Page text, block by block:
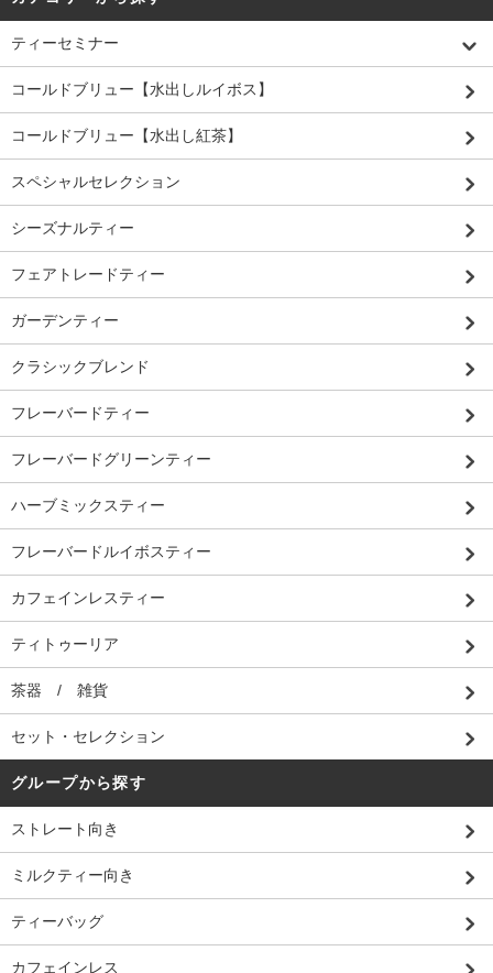
ティーセミナー
コールドブリュー【水出しルイボス】
コールドブリュー【水出し紅茶】
スペシャルセレクション
シーズナルティー
フェアトレードティー
ガーデンティー
クラシックブレンド
フレーバードティー
フレーバードグリーンティー
ハーブミックスティー
フレーバードルイボスティー
カフェインレスティー
ティトゥーリア
茶器 / 雑貨
セット・セレクション
グループから探す
ストレート向き
ミルクティー向き
ティーバッグ
カフェインレス